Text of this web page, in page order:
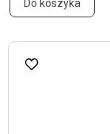
Do koszyka